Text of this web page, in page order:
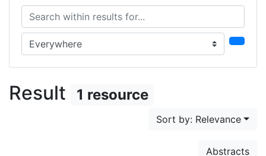
Search within results for...
Search in...
Result 1 resource
Sort by: Relevance
Abstracts